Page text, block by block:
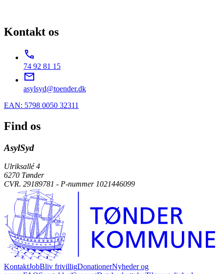
Kontakt os
74 92 81 15
asylsyd@toender.dk
EAN: 5798 0050 32311
Find os
AsylSyd
Ulriksallé 4
6270 Tønder
CVR. 29189781 - P-nummer 1021446099
KontaktJobBliv frivilligDonationerNyheder og